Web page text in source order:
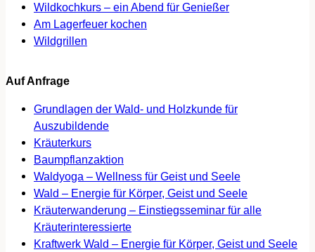
Wildkochkurs – ein Abend für Genießer
Am Lagerfeuer kochen
Wildgrillen
Auf Anfrage
Grundlagen der Wald- und Holzkunde für
Auszubildende
Kräuterkurs
Baumpflanzaktion
Waldyoga – Wellness für Geist und Seele
Wald – Energie für Körper, Geist und Seele
Kräuterwanderung – Einstiegsseminar für alle
Kräuterinteressierte
Kraftwerk Wald – Energie für Körper, Geist und Seele